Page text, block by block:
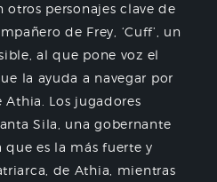
otros personajes clave de
de Frey, ‘Cuff’, un
al que pone voz el
la ayuda a navegar por
Athia. Los jugadores
Sila, una gobernante
es la más fuerte y
de Athia, mientras